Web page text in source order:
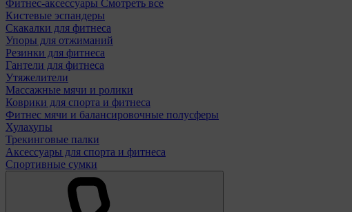
Фитнес-аксессуары Смотреть все
Кистевые эспандеры
Скакалки для фитнеса
Упоры для отжиманий
Резинки для фитнеса
Гантели для фитнеса
Утяжелители
Массажные мячи и ролики
Коврики для спорта и фитнеса
Фитнес мячи и балансировочные полусферы
Хулахупы
Трекинговые палки
Аксессуары для спорта и фитнеса
Спортивные сумки